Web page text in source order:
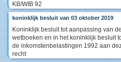
KB/WIB 92
koninklijk besluit van 03 oktober 2019
Koninklijk besluit tot aanpassing van
wetboeken en in het koninklijk besluit
de inkomstenbelastingen 1992 aan
recht